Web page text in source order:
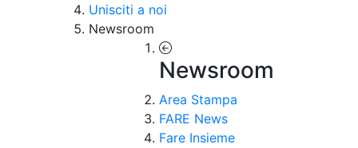
Unisciti a noi
Newsroom
Newsroom
Area Stampa
FARE News
Fare Insieme